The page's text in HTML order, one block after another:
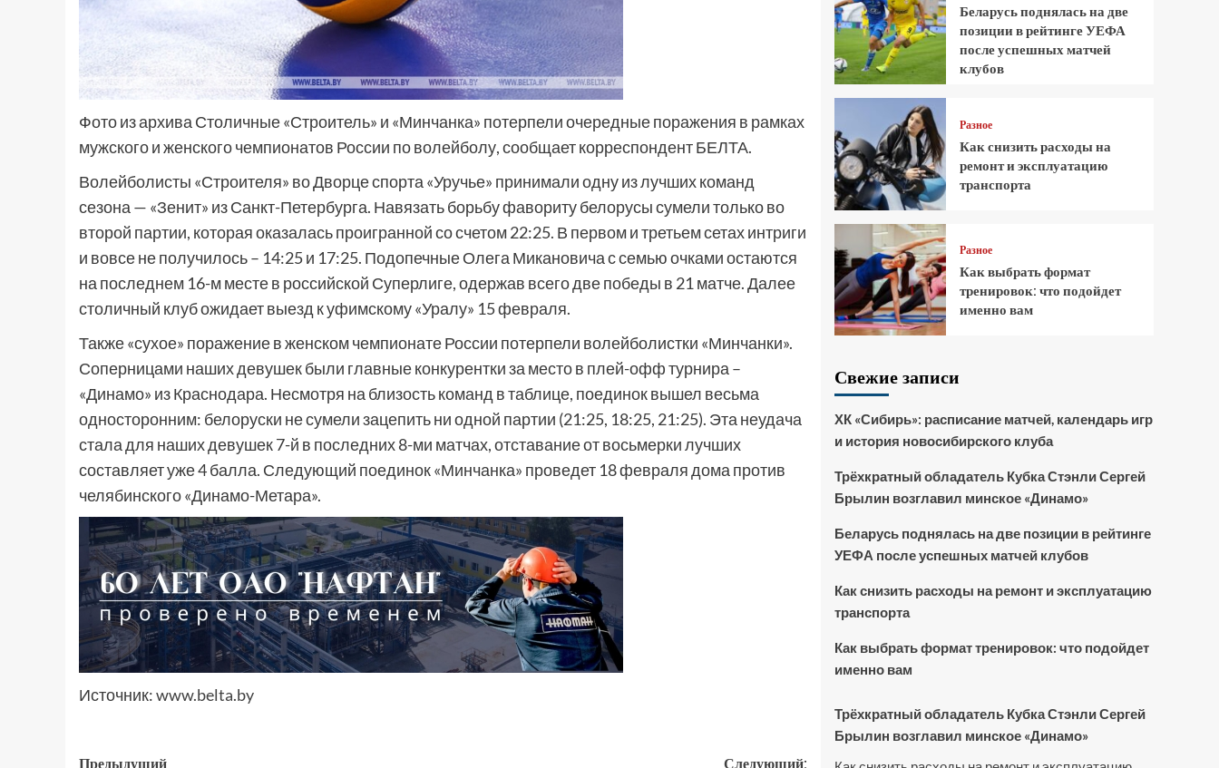
Фото из архива Столичные «Строитель» и «Минчанка» потерпели очередные поражения в рамках
мужского и женского чемпионатов России по волейболу, сообщает корреспондент БЕЛТА.
Волейболисты «Строителя» во Дворце спорта «Уручье» принимали одну из лучших команд
сезона — «Зенит» из Санкт-Петербурга. Навязать борьбу фавориту белорусы сумели только во
второй партии, которая оказалась проигранной со счетом 22:25. В первом и третьем сетах интриги
и вовсе не получилось – 14:25 и 17:25. Подопечные Олега Микановича с семью очками остаются
на последнем 16-м месте в российской Суперлиге, одержав всего две победы в 21 матче. Далее
столичный клуб ожидает выезд к уфимскому «Уралу» 15 февраля.
Также «сухое» поражение в женском чемпионате России потерпели волейболистки «Минчанки».
Соперницами наших девушек были главные конкурентки за место в плей-офф турнира –
«Динамо» из Краснодара. Несмотря на близость команд в таблице, поединок вышел весьма
односторонним: белоруски не сумели зацепить ни одной партии (21:25, 18:25, 21:25). Эта неудача
стала для наших девушек 7-й в последних 8-ми матчах, отставание от восьмерки лучших
составляет уже 4 балла. Следующий поединок «Минчанка» проведет 18 февраля дома против
челябинского «Динамо-Метара».
Источник:www.belta.by
Предыдущий
Следующий:
Беларусь поднялась на две
позиции в рейтинге УЕФА
после успешных матчей
клубов
Разное
Как снизить расходы на
ремонт и эксплуатацию
транспорта
Разное
Как выбрать формат
тренировок: что подойдет
именно вам
Свежие записи
ХК «Сибирь»: расписание матчей, календарь игр
и история новосибирского клуба
Трёхкратный обладатель Кубка Стэнли Сергей
Брылин возглавил минское «Динамо»
Беларусь поднялась на две позиции в рейтинге
УЕФА после успешных матчей клубов
Как снизить расходы на ремонт и эксплуатацию
транспорта
Как выбрать формат тренировок: что подойдет
именно вам
Трёхкратный обладатель Кубка Стэнли Сергей
Брылин возглавил минское «Динамо»